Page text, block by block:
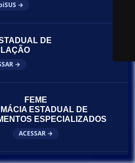
→
DE
→
FEME
ESTADUAL DE
ESPECIALIZADOS
ACESSAR →